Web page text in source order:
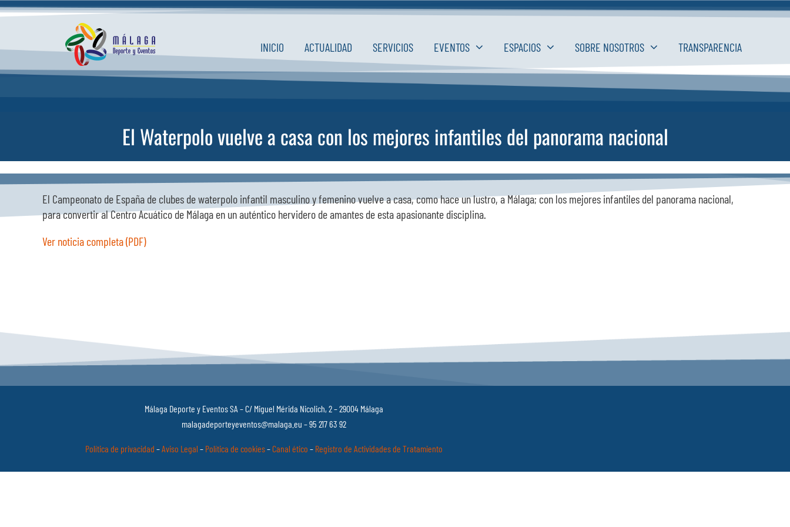
Saltar
INICIO ACTUALIDAD SERVICIOS EVENTOS ESPACIOS SOBRE NOSOTROS TRANSPARENCIA
El Waterpolo vuelve a casa con los mejores infantiles del panorama nacional
El Campeonato de España de clubes de waterpolo infantil masculino y femenino vuelve a casa, como hace un lustro, a Málaga; con los mejores infantiles del panorama nacional,
para convertir al Centro Acuático de Málaga en un auténtico hervidero de amantes de esta apasionante disciplina.
Ver noticia completa (PDF)
Málaga Deporte y Eventos SA – C/ Miguel Mérida Nicolich, 2 – 29004 Málaga
malagadeporteyeventos@malaga.eu – 95 217 63 92
Política de privacidad –Aviso Legal – Política de cookies–Canal ético – Registro de Actividades de Tratamiento